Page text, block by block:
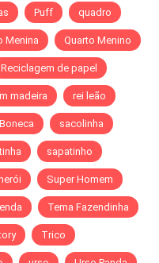
Puff quadro
Menina Quarto Menino
Reciclagem de papel
madeira rei leão
sacolinha
sapatinho
Super Homem
Tema Fazendinha
Trico